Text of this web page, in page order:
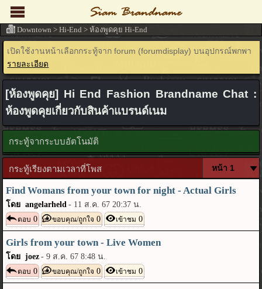
เปิดใช้งานหน้าเลือกกระทู้จาก forum (forumdisplay) บนอุปกรณ์พกพา
รายละเอียด
[ห้องพูดคุย] Hi End Fashion Brandname Chat :
ห้องพูดคุยเกี่ยวกับสินค้าแบรนด์เนม
กระทู้จากระบบอัตโนมัติ
กระทู้เรียงตามเวลาที่โพส
Find Womans from your town for night - Actual Girls
โดย angelarheld - 11 ส.ค. 67 20:37 น.
ตอบ 0 ขอบคุณ/ถูกใจ 0 เข้าชม 0
Girls from your town - Live Women
โดย joez -9 ส.ค. 67 8:48 น.
ตอบ 0 ขอบคุณ/ถูกใจ 0 เข้าชม 0
Downtown > Hi-End > ห้องพูดคุย Hi-End